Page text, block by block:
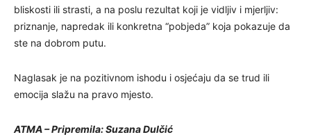
bliskosti ili strasti, a na poslu rezultat koji je vidljiv i mjerljiv:
priznanje, napredak ili konkretna “pobjeda” koja pokazuje da
ste na dobrom putu.
Naglasak je na pozitivnom ishodu i osjećaju da se trud ili
emocija slažu na pravo mjesto.
ATMA – Pripremila: Suzana Dulčić